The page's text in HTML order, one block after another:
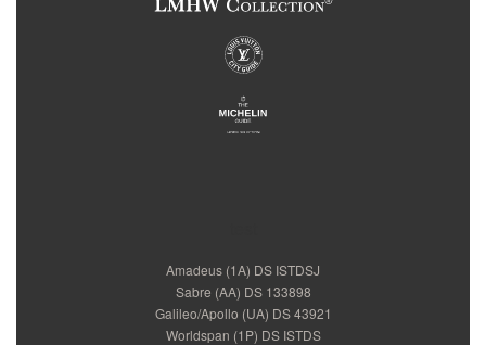
Amadeus (1A) DS ISTDSJ
Sabre (AA) DS 133898
Galileo/Apollo (UA) DS 43921
Worldspan (1P) DS ISTDS